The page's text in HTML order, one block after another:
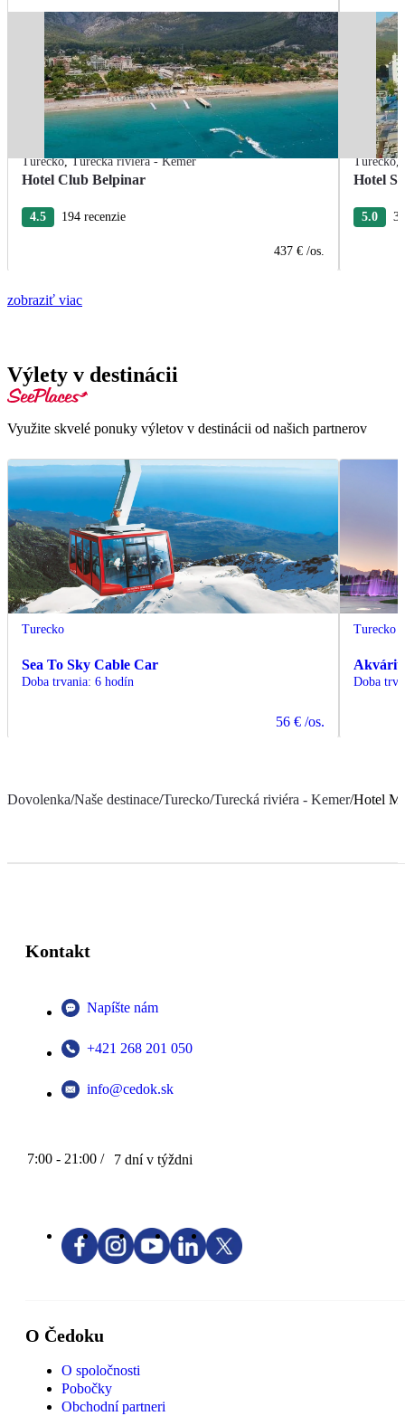
Turecko,Turecká riviéra - Kemer
Hotel Club Belpinar
4.5 194 recenzie
437 € /os.
Turecko,
Hotel
5.0
zobraziť viac
Výlety v destinácii
Využite skvelé ponuky výletov v destinácii od našich partnerov
Turecko
Sea To Sky Cable Car
Doba trvania: 6 hodín
56 € /os.
Turecko
Doba
Dovolenka/Naše destinace/Turecko/Turecká riviéra - Kemer/Hotel
Kontakt
Napíšte nám
+421 268 201 050
info@cedok.sk
7:00 - 21:00 / 7 dní v týždni
O Čedoku
O spoločnosti
Pobočky
Obchodní partneri